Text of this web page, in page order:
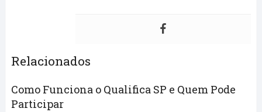
Relacionados
Como Funciona o Qualifica SP e Quem Pode
Participar